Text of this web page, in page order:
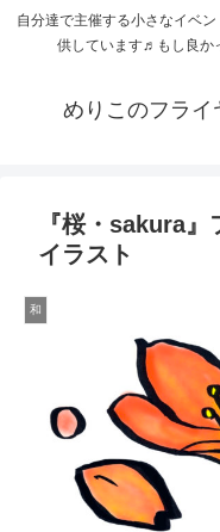
自分達で主催する小さなイベ
供しています♬もし良か
めりこのフライ
『桜・sakura
イラスト
和